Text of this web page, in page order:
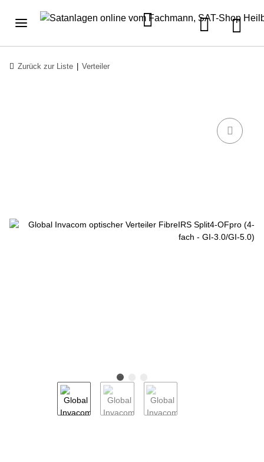
Zurück zur Liste Verteiler